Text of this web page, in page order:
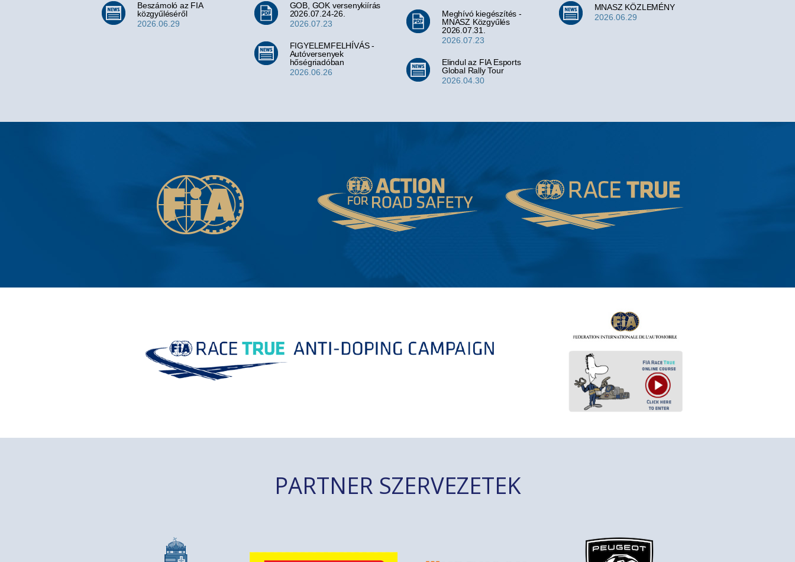
Beszámoló az FIA
közgyűléséről
2026.06.29
GOB, GOK versenykiírás
2026.07.24-26.
2026.07.23
FIGYELEMFELHÍVÁS -
Autóversenyek
hőségriadóban
2026.06.26
Meghívó kiegészítés -
MNASZ Közgyűlés
2026.07.31.
2026.07.23
Elindul az FIA Esports
Global Rally Tour
2026.04.30
MNASZ KÖZLEMÉNY
2026.06.29
PARTNER SZERVEZETEK